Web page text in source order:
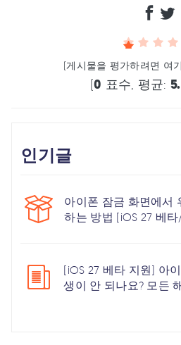
(게시물을 평가하려면 여
(0 표수, 평균:
인기글
아이폰 잠금 화면에서
하는 방법 [iOS 27 베
[iOS 27 베타 지원] 아
생이 안 되나요? 모든